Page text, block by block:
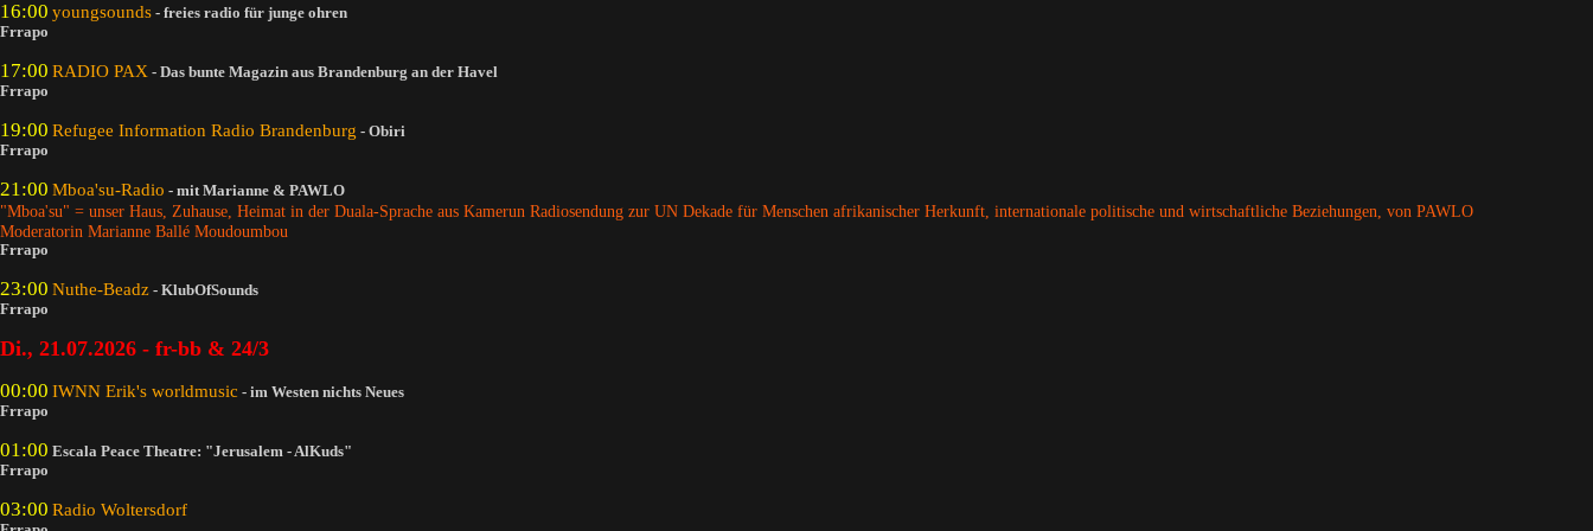
16:00 youngsounds - freies radio für junge ohren
Frrapo
17:00 RADIO PAX - Das bunte Magazin aus Brandenburg an der Havel
Frrapo
19:00 Refugee Information Radio Brandenburg - Obiri
Frrapo
21:00 Mboa'su-Radio - mit Marianne & PAWLO
"Mboa'su" = unser Haus, Zuhause, Heimat in der Duala-Sprache aus Kamerun Radiosendung zur UN Dekade für Menschen afrikanischer Herkunft, internationale politische und wirtschaftliche Beziehungen, von PAWLO
Moderatorin Marianne Ballé Moudoumbou
Frrapo
23:00 Nuthe-Beadz - KlubOfSounds
Frrapo
Di., 21.07.2026 - fr-bb & 24/3
00:00 IWNN Erik's worldmusic - im Westen nichts Neues
Frrapo
01:00 Escala Peace Theatre: "Jerusalem - AlKuds"
Frrapo
03:00 Radio Woltersdorf